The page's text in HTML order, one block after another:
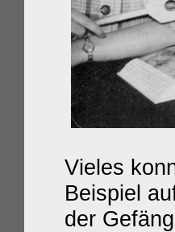
Vieles
Beispiel
der